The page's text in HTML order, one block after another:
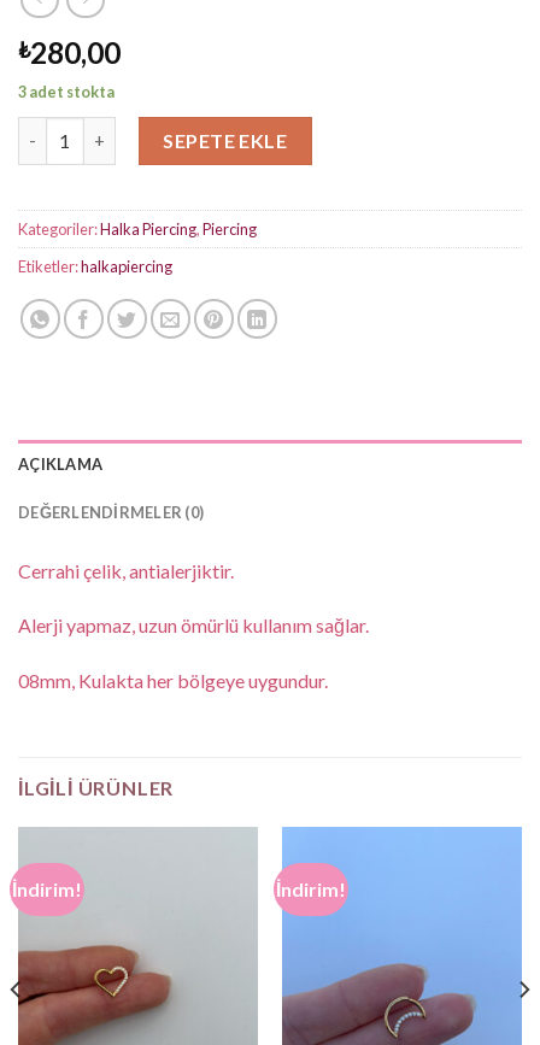
₺280,00
3 adet stokta
SEPETE EKLE
Kategoriler:Halka Piercing,Piercing
Etiketler:halkapiercing
AÇIKLAMA
DEĞERLENDIRMELER (0)
Cerrahi çelik, antialerjiktir.
Alerji yapmaz, uzun ömürlü kullanım sağlar.
08mm, Kulakta her bölgeye uygundur.
İLGILI ÜRÜNLER
İndirim! İndirim!